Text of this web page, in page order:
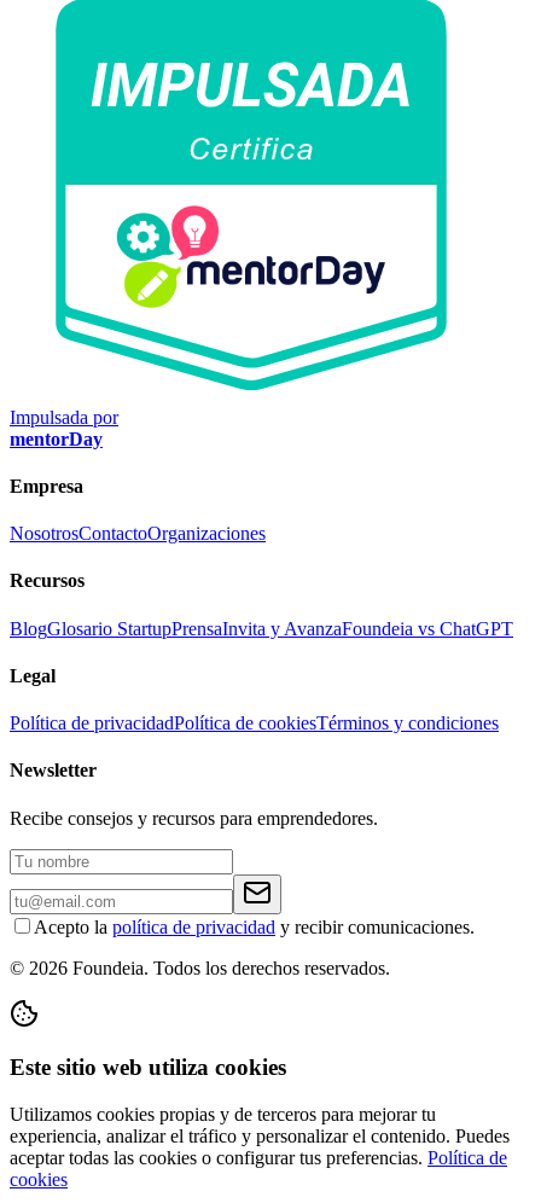
Impulsada por
mentorDay
Empresa
NosotrosContactoOrganizaciones
Recursos
BlogGlosario StartupPrensaInvita y AvanzaFoundeia vs ChatGPT
Legal
Política de privacidadPolítica de cookiesTérminos y condiciones
Newsletter
Recibe consejos y recursos para emprendedores.
Acepto la política de privacidad y recibir comunicaciones.
© 2026 Foundeia. Todos los derechos reservados.
Este sitio web utiliza cookies
Utilizamos cookies propias y de terceros para mejorar tu
experiencia, analizar el tráfico y personalizar el contenido. Puedes
aceptar todas las cookies o configurar tus preferencias. Política de
cookies